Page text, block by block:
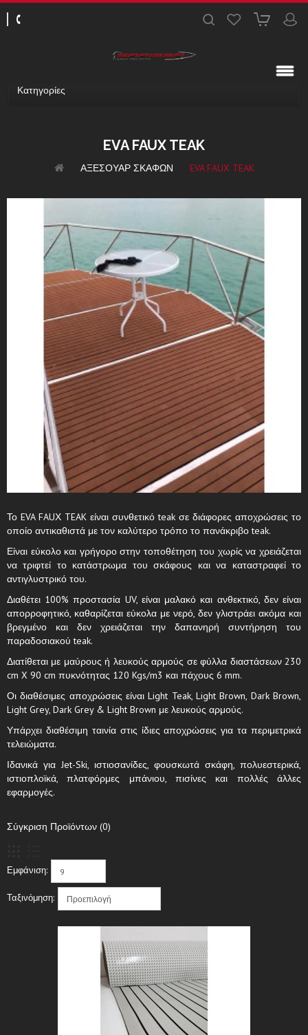
Κατηγορίες
EVA FAUX TEAK
ΑΞΕΣΟΥΑΡ ΣΚΑΦΩΝ EVA FAUX TEAK
Το EVA FAUΧ TEAK είναι συνθετικό teak σε διάφορες αποχρώσεις το
οποίο αντικαθιστά με τον καλύτερο τρόπο το πανάκριβο teak.
Είναι εύκολο και γρήγορο στην τοποθέτηση του χωρίς να χρειάζεται
να τριφτεί το κατάστρωμα του σκάφους και να καταστραφεί το
αντιγλυστρικό του.
Διαθέτει 100% προστασία UV, είναι μαλακό και ανθεκτικό, δεν είναι
απορροφητικό, καθαρίζεται εύκολα με νερό, δεν γλιστράει ακόμα και
βρεγμένο και δεν χρειάζεται την δαπανηρή συντήρηση του
παραδοσιακού teak.
Διατίθεται με μαύρους ή λευκούς αρμούς σε φύλλα διαστάσεων 230
cm X 90 cm πυκνότητας 120 Kgs/m3 και πάχους 6 mm.
Οι διαθέσιμες αποχρώσεις είναι Light Teak, Light Brown, Dark Brown,
Light Grey, Dark Grey & Light Brown με λευκούς αρμούς.
Υπάρχει διαθέσιμη ταινία στις ίδιες αποχρώσεις για τα περιμετρικά
τελειώματα.
Ιδανικά για Jet-Ski, ιστιοσανίδες, φουσκωτά σκάφη, πολυεστερικά,
ιστιοπλοϊκά, πλατφόρμες μπάνιου, πισίνες και πολλές άλλες
εφαρμογές.
Σύγκριση Προϊόντων (0)
Εμφάνιση:
Ταξινόμηση: